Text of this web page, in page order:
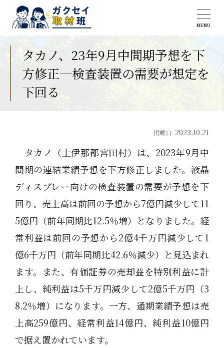
MENU
タカノ、23年9月中間期予想を下
方修正─検査装置の需要が想定を
下回る
掲載日 2023.10.21
タカノ（上伊那郡宮田村）は、2023年9月中
間期の連結業績予想を下方修正しました。液晶
ディスプレー向けの検査装置の需要が予想を下
回り、売上高は前回の予想から7億円減少して11
5億円（前年同期比12.5％増）となりました。経
常利益は前回の予想から2億4千万円減少して1
億6千万円（前年同期比42.6％減少）と見込まれ
ます。また、有価証券の売却益を特別利益に計
上し、純利益は5千万円減少して2億5千万円（3
8.2％増）になります。一方、通期業績予想は売
上高259億円、経常利益14億円、純利益10億円
で据え置かれています。